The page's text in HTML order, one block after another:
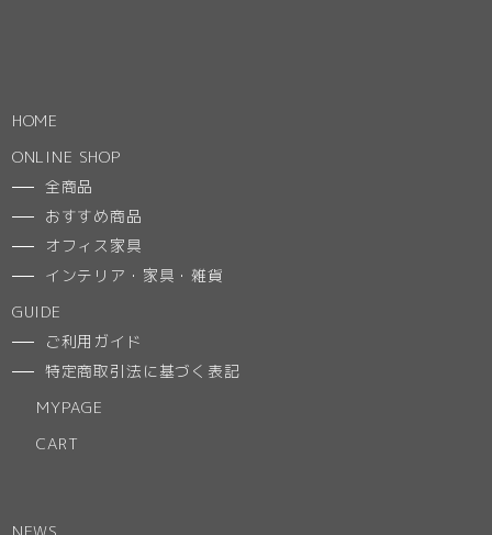
HOME
ONLINE SHOP
全商品
おすすめ商品
オフィス家具
インテリア・家具・雑貨
GUIDE
ご利用ガイド
特定商取引法に基づく表記
MYPAGE
CART